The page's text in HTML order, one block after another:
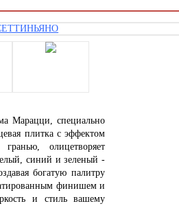
Марацци, специально
плитка с эффектом
олицетворяет
синий и зеленый -
богатую палитру
финишем и
и стиль вашему